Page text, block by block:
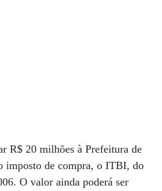
R$ 20 milhões à Prefeitura de
imposto de compra, o ITBI, do
O valor ainda poderá ser